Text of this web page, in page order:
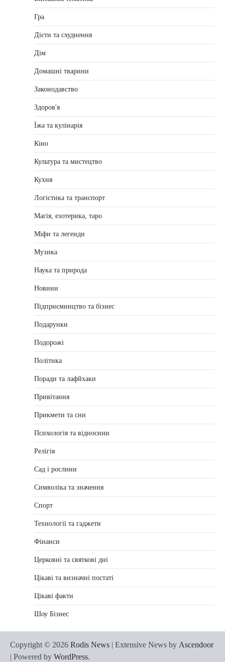
Гра
Дієти та схуднення
Дім
Домашні тварини
Законодавство
Здоров'я
Їжа та кулінарія
Кіно
Культура та мистецтво
Кухня
Логістика та транспорт
Магія, езотерика, таро
Міфи та легенди
Музика
Наука та природа
Новини
Підприємництво та бізнес
Подарунки
Подорожі
Політика
Поради та лафйхаки
Привітання
Прикмети та сни
Психологія та відносини
Релігія
Сад і рослини
Символіка та значення
Спорт
Технології та гаджети
Фінанси
Церковні та святкові дні
Цікаві та визначні постаті
Цікаві факти
Шоу Бізнес
Copyright © 2026 Rodis News | Extensive News by Ascendoor
| Powered by WordPress.